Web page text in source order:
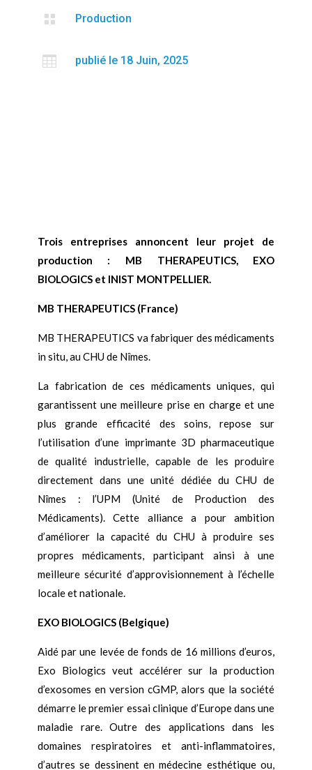
 Production
 publié le 18 Juin, 2025
Trois entreprises annoncent leur projet de
production : MB THERAPEUTICS, EXO
BIOLOGICS et INIST MONTPELLIER.
MB THERAPEUTICS (France)
MB THERAPEUTICS va fabriquer des médicaments
in situ, au CHU de Nîmes.
La fabrication de ces médicaments uniques, qui
garantissent une meilleure prise en charge et une
plus grande efficacité des soins, repose sur
l’utilisation d’une imprimante 3D pharmaceutique
de qualité industrielle, capable de les produire
directement dans une unité dédiée du CHU de
Nîmes : l’UPM (Unité de Production des
Médicaments). Cette alliance a pour ambition
d’améliorer la capacité du CHU à produire ses
propres médicaments, participant ainsi à une
meilleure sécurité d’approvisionnement à l’échelle
locale et nationale.
EXO BIOLOGICS (Belgique)
Aidé par une levée de fonds de 16 millions d’euros,
Exo Biologics veut accélérer sur la production
d’exosomes en version cGMP, alors que la société
démarre le premier essai clinique d’Europe dans une
maladie rare. Outre des applications dans les
domaines respiratoires et anti-inflammatoires,
d’autres se dessinent en médecine esthétique ou,